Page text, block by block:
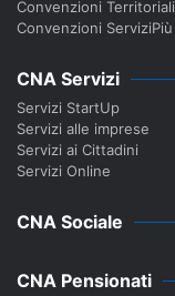
Convenzioni Territoriali
Convenzioni ServiziPiù
CNA Servizi
Servizi StartUp
Servizi alle imprese
Servizi ai Cittadini
Servizi Online
CNA Sociale
CNA Pensionati